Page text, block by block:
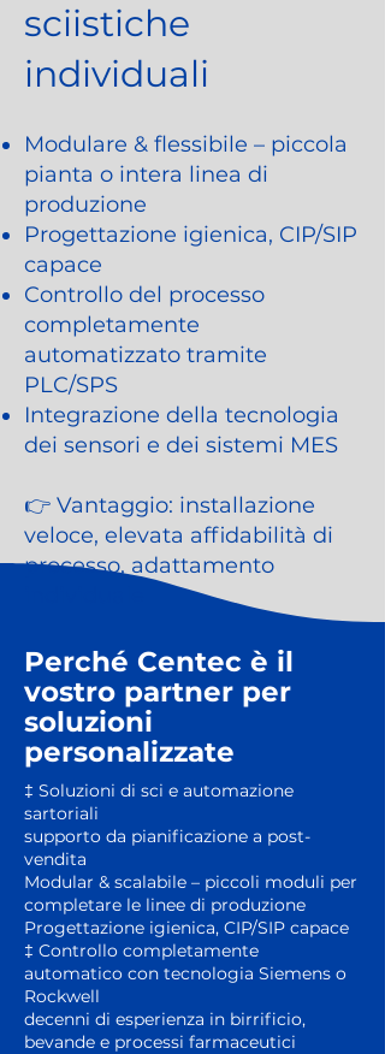
sciistiche
individuali
Modulare & flessibile – piccola
pianta o intera linea di
produzione
Progettazione igienica, CIP/SIP
capace
Controllo del processo
completamente
automatizzato tramite
PLC/SPS
Integrazione della tecnologia
dei sensori e dei sistemi MES
👉 Vantaggio: installazione
veloce, elevata affidabilità di
processo, adattamento
Perché Centec è il
vostro partner per
soluzioni
personalizzate
‡ Soluzioni di sci e automazione
sartoriali
supporto da pianificazione a post-
vendita
Modular & scalabile – piccoli moduli per
completare le linee di produzione
Progettazione igienica, CIP/SIP capace
‡ Controllo completamente
automatico con tecnologia Siemens o
Rockwell
decenni di esperienza in birrificio,
bevande e processi farmaceutici